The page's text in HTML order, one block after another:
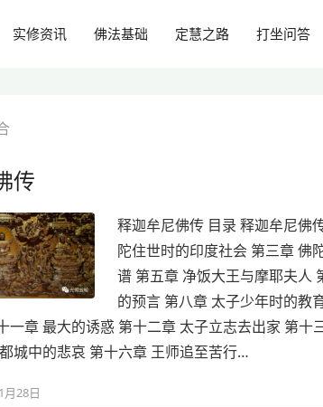
实修资讯 佛法基础 定慧之路 打坐问答
传
释迦牟尼佛传 目录 释迦牟尼佛
陀住世时的印度社会 第三章 佛
谱 第五章 净饭大王与摩耶夫人
的预言 第八章 太子少年时的教
一章 最大的诱惑 第十二章 太子立志去出家 第十
城中的悲哀 第十六章 王师追至苦行…
月28日